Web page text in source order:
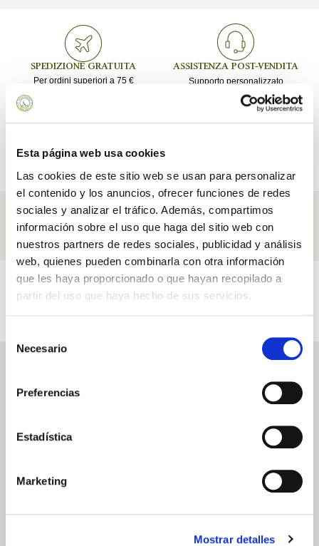
Esta página web usa cookies
Las cookies de este sitio web se usan para personalizar
el contenido y los anuncios, ofrecer funciones de redes
sociales y analizar el tráfico. Además, compartimos
información sobre el uso que haga del sitio web con
nuestros partners de redes sociales, publicidad y análisis
web, quienes pueden combinarla con otra información
que les haya proporcionado o que hayan recopilado a
partir del uso que haya hecho de sus servicios.
Necesario
Preferencias
Estadística
Marketing
Mostrar detalles
SPEDIZIONE GRATUITA
Per ordini superiori a 75 €
ASSISTENZA POST-VENDITA
Supporto personalizzato
PAGAMENTO SICURO
Paga in tutta sicurezza
Ingredienti
Microbiota Pelle
Video
RECENSIONI
★